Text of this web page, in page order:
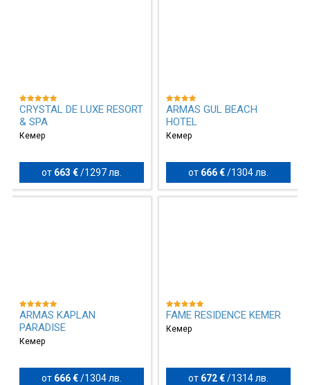
CRYSTAL DE LUXE RESORT
& SPA
Кемер
от 663 € / 1297 лв.
ARMAS GUL BEACH
HOTEL
Кемер
от 666 €/ 1304 лв.
ARMAS KAPLAN
PARADISE
Кемер
от 666 € / 1304 лв.
FAME RESIDENCE KEMER
Кемер
от 672 €/ 1314 лв.